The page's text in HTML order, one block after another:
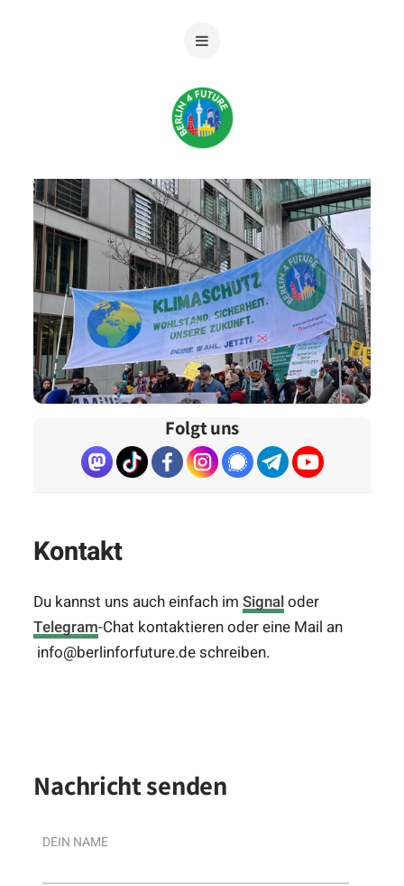
Folgt uns
Kontakt
Du kannst uns auch einfach imSignaloder
Telegram-Chat kontaktieren oder eine Mail an
info@berlinforfuture.de schreiben.
Nachricht senden
DEIN NAME